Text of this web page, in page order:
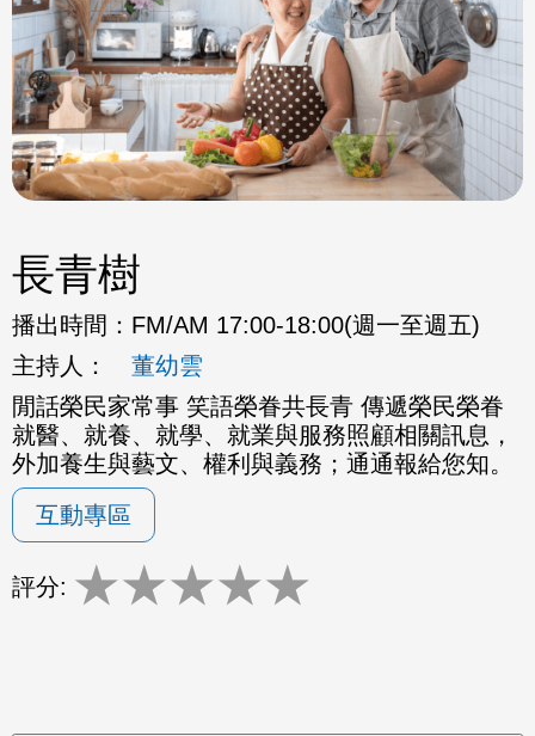
長青樹
播出時間： FM/AM 17:00-18:00(週一至週五)
主持人：
董幼雲
閒話榮民家常事 笑語榮眷共長青 傳遞榮民榮眷
就醫、就養、就學、就業與服務照顧相關訊息，
外加養生與藝文、權利與義務；通通報給您知。
互動專區
評分: ★★★★★